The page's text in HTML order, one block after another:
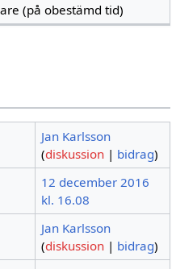
(på obestämd tid)
Jan Karlsson
(diskussion | bidrag)
12 december 2016
kl. 16.08
Jan Karlsson
(diskussion | bidrag)